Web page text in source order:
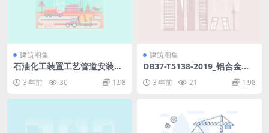
建筑图集
石油化工装置工艺管道安装设
计施工图册（第2分册小型设
备）.pdf
3 年前 30 1.98
建筑图集
DB37-T5138-2019_铝合金耐
火节能门窗应用技术规程.pdf
3 年前 21 1.98